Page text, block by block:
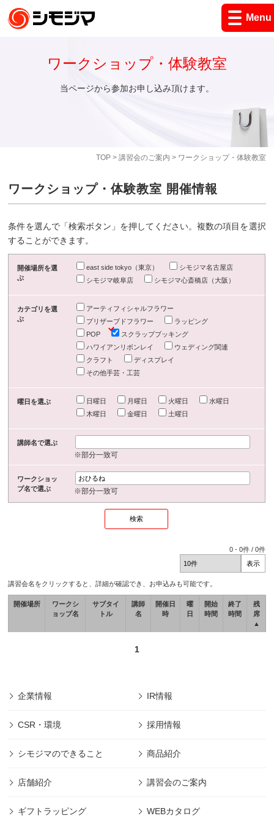
Menu
TOP> 講習会のご案内 > ワークショップ・体験教室
ワークショップ・体験教室
当ページから参加お申し込み頂けます。
ワークショップ・体験教室 開催情報
条件を選んで「検索ボタン」を押してください。複数の項目を選択
することができます。
開催場所を選
ぶ
east side tokyo（東京）
シモジマ名古屋店
シモジマ岐阜店
シモジマ心斎橋店（大阪）
カテゴリを選
ぶ
アーティフィシャルフラワー
プリザーブドフラワー
ラッピング
POP
スクラップブッキング
ハワイアンリボンレイ
ウェディング関連
クラフト
ディスプレイ
その他手芸・工芸
曜日を選ぶ 日曜日 月曜日 火曜日
水曜日
木曜日
金曜日 土曜日
講師名で選ぶ
※部分一致可
ワークショッ
プ名で選ぶ
※部分一致可
0 -0件 /0件
講習会名をクリックすると、詳細が確認でき、お申込みも可能です。
開催場所
ワークシ
ョップ名
サブタイ
トル
講師
名
開催日
時
曜
日
開始
時間
終了
時間
残
席
▲
1
企業情報 IR情報
CSR・環境 採用情報
シモジマのできること 商品紹介
店舗紹介 講習会のご案内
ギフトラッピング WEBカタログ